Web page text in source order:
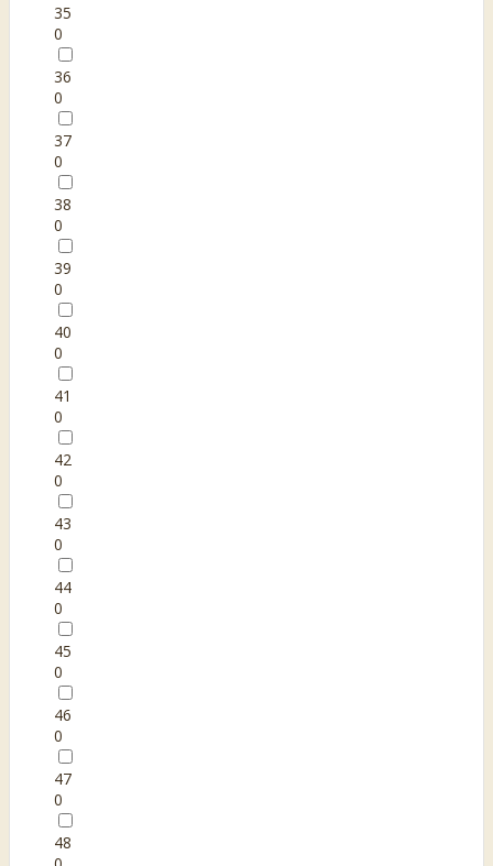
35
0
36
0
37
0
38
0
39
0
40
0
41
0
42
0
43
0
44
0
45
0
46
0
47
0
48